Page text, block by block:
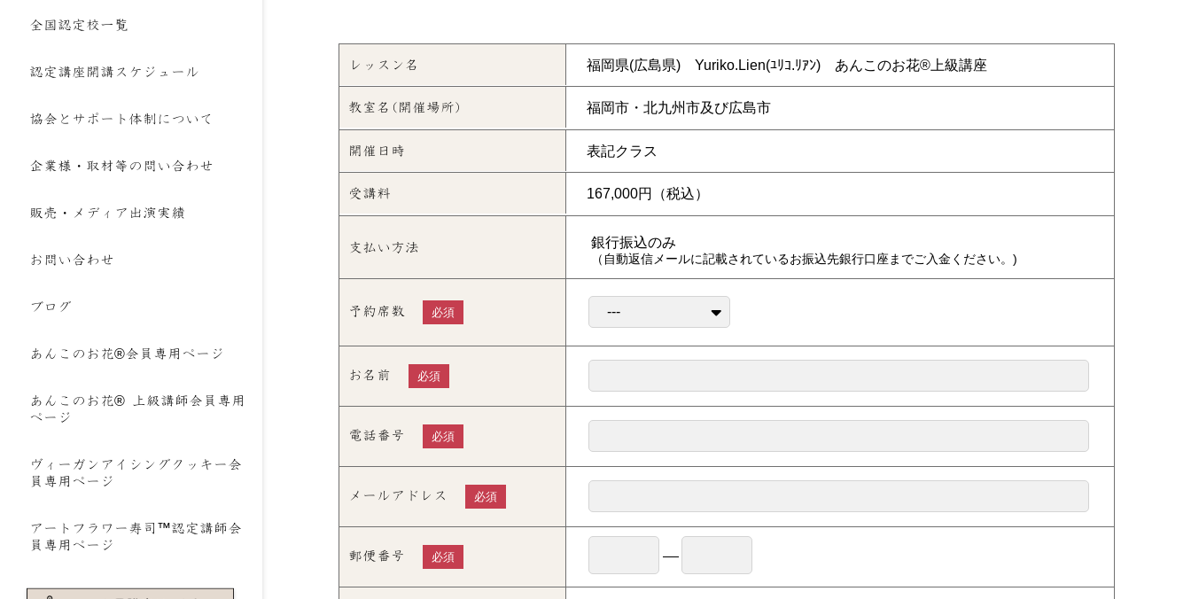
全国認定校一覧
認定講座開講スケジュール
協会とサポート体制について
企業様・取材等の問い合わせ
販売・メディア出演実績
お問い合わせ
ブログ
あんこのお花®会員専用ページ
あんこのお花® 上級講師会員専用
ページ
ヴィーガンアイシングクッキー会
員専用ページ
アートフラワー寿司™認定講師会
員専用ページ
レッスン名
教室名(開催場所)
開催日時
受講料
支払い方法 銀行振込のみ
（自動返信メールに記載されているお振込先銀行口座までご入金ください。)
予約席数 必須
お名前 必須
電話番号 必須
メールアドレス 必須
郵便番号 必須